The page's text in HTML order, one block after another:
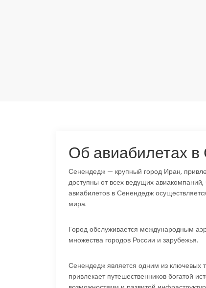
Об авиабилетах
Сенендедж — крупный город Иран,
доступны от всех ведущих
авиабилетов в Сенендедж
мира.
Город обслуживается международным
множества городов России и зарубежья.
Сенендедж является одним из ключевых
привлекает путешественников богатой